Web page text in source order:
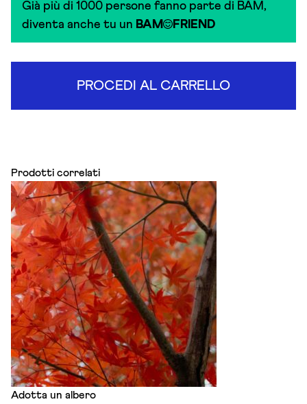
Già più di 1000 persone fanno parte di BAM,
diventa anche tu un BAM FRIEND
PROCEDI AL CARRELLO
Prodotti correlati
Adotta un albero